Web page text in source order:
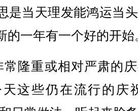
是当天理发能鸿运当
的一年有一个好的开始
隆重或相对严肃的庆
这些仍在流行的庆